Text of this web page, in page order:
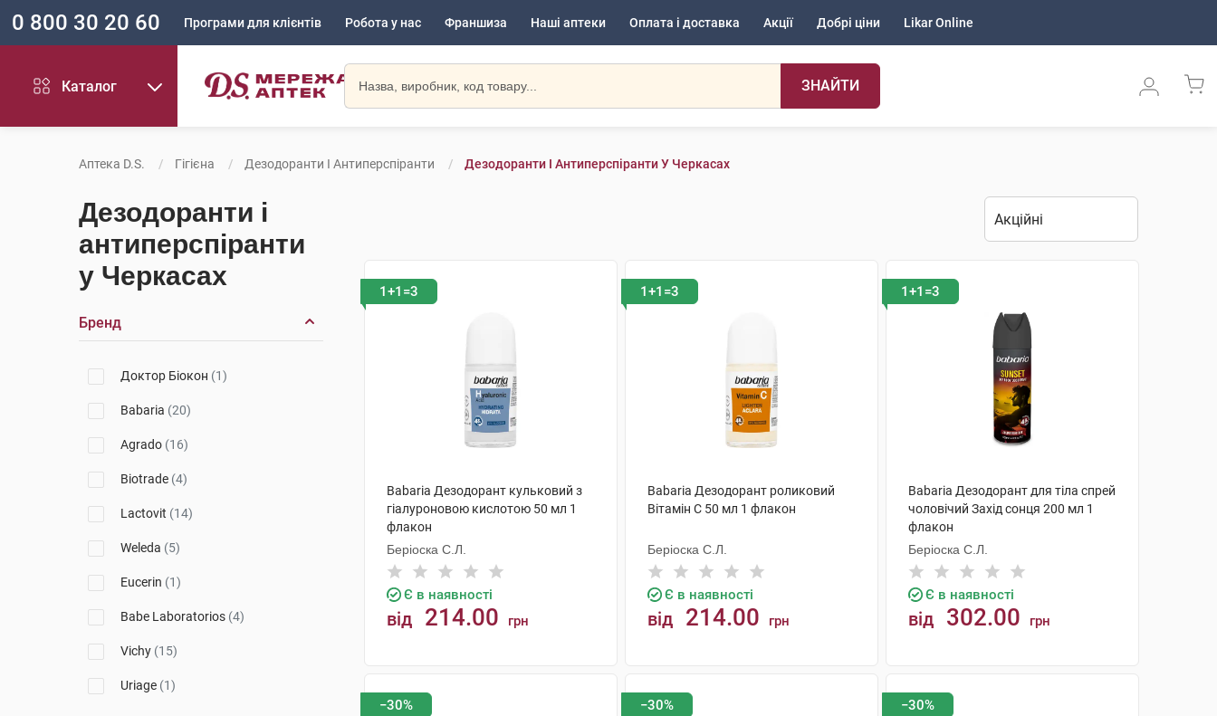
0 800 30 20 60 Програми для клієнтів Робота у нас Франшиза Наші аптеки Оплата і доставка Акції Добрі ціни Likar Online
Каталог ЗНАЙТИ
Аптека D.S. Гігієна Дезодоранти І Антиперспіранти Дезодоранти І Антиперспіранти У Черкасах
Дезодоранти і
антиперспіранти
у Черкасах
Бренд
Доктор Біокон (1)
Babaria (20)
Agrado (16)
Biotrade (4)
Lactovit (14)
Weleda (5)
Eucerin (1)
Babe Laboratorios (4)
Vichy (15)
Uriage (1)
1+1=3
Babaria Дезодорант кульковий з
гіалуроновою кислотою 50 мл 1
флакон
Беріоска С.Л.
Є в наявності
від 214.00 грн
1+1=3
Babaria Дезодорант роликовий
Вітамін С 50 мл 1 флакон
Беріоска С.Л.
Є в наявності
від 214.00 грн
1+1=3
Babaria Дезодорант для тіла спрей
чоловічий Захід сонця 200 мл 1
флакон
Беріоска С.Л.
Є в наявності
від 302.00 грн
−30% −30% −30%